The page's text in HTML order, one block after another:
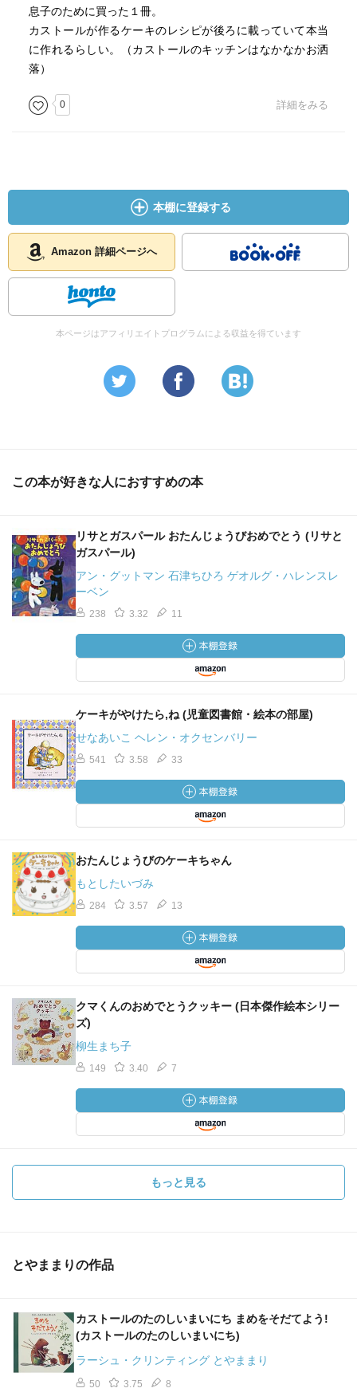
息子のために買った１冊。
カストールが作るケーキのレシピが後ろに載っていて本当
に作れるらしい。（カストールのキッチンはなかなかお洒
落）
0 詳細をみる
本棚に登録する
Amazon 詳細ページへ
本ページはアフィリエイトプログラムによる収益を得ています
この本が好きな人におすすめの本
リサとガスパール おたんじょうびおめでとう (リサと
ガスパール)
アン・グットマン 石津ちひろ ゲオルグ・ハレンスレ
ーベン
238 3.32 11
ケーキがやけたら,ね (児童図書館・絵本の部屋)
せなあいこ ヘレン・オクセンバリー
541 3.58 33
おたんじょうびのケーキちゃん
もとしたいづみ
284 3.57 13
クマくんのおめでとうクッキー (日本傑作絵本シリー
ズ)
柳生まち子
149 3.40 7
もっと見る
とやままりの作品
カストールのたのしいまいにち まめをそだてよう!
(カストールのたのしいまいにち)
ラーシュ・クリンティング とやままり
50 3.75 8